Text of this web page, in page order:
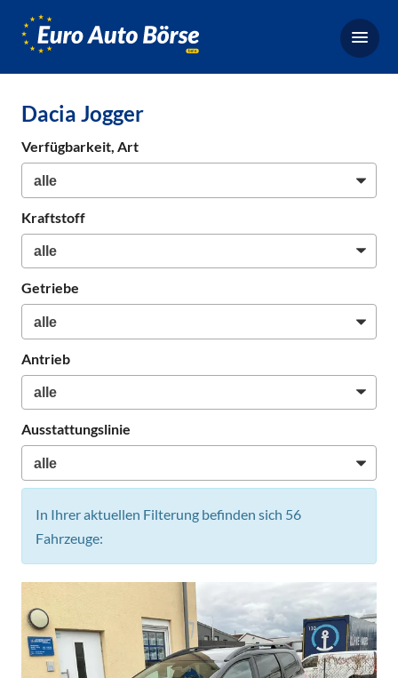
Börse,
Neuwagen
Dacia Jogger
Verfügbarkeit, Art
Kraftstoff
Getriebe
Antrieb
Ausstattungslinie
In Ihrer aktuellen Filterung befinden sich 56
Fahrzeuge: